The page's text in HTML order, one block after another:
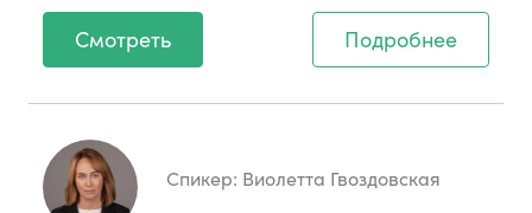
Смотреть Подробнее
Спикер: Виолетта Гвоздовская